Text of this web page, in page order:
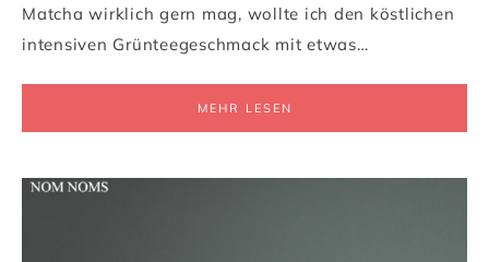
Matcha wirklich gern mag, wollte ich den köstlichen
intensiven Grünteegeschmack mit etwas…
MEHR LESEN